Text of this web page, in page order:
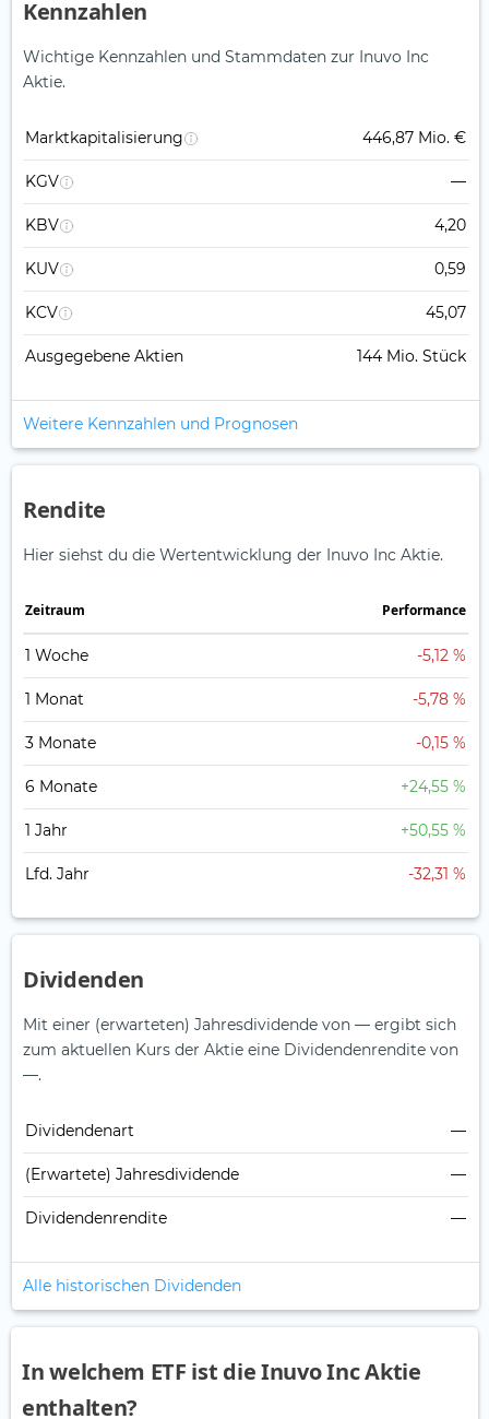
Kennzahlen
Wichtige Kennzahlen und Stammdaten zur Inuvo Inc
Aktie.
Marktkapitalisierung 446,87 Mio. €
KGV —
KBV 4,20
KUV 0,59
KCV 45,07
Ausgegebene Aktien 144 Mio. Stück
Weitere Kennzahlen und Prognosen
Rendite
Hier siehst du die Wertentwicklung der Inuvo Inc Aktie.
Zeitraum Perfor­mance
1 Woche -5,12 %
1 Monat -5,78 %
3 Monate -0,15 %
6 Monate +24,55 %
1 Jahr +50,55 %
Lfd. Jahr -32,31 %
Dividenden
Mit einer (erwarteten) Jahresdividende von — ergibt sich
zum aktuellen Kurs der Aktie eine Dividendenrendite von
—.
Dividendenart —
(Erwartete) Jahresdividende —
Dividendenrendite —
Alle historischen Dividenden
In welchem ETF ist die Inuvo Inc Aktie
enthalten?